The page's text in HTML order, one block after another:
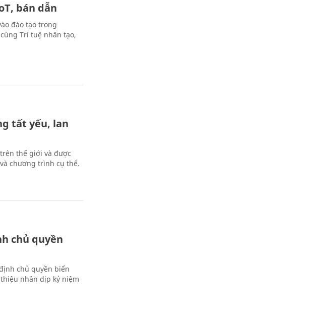
bán dẫn
đào tạo trong
Trí tuệ nhân tạo,
tất yếu, lan
thế giới và được
chương trình cụ thể.
chủ quyền
chủ quyền biển
nhân dịp kỷ niệm